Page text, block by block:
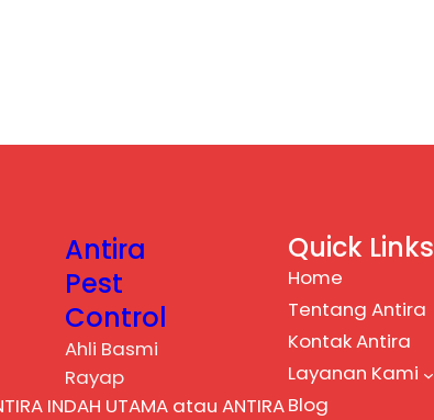
Antira
Pest
Control
Ahli Basmi
Rayap
INDAH UTAMA atau ANTIRA
Quick Links
Home
Tentang Antira
Kontak Antira
Layanan Kami
Blog